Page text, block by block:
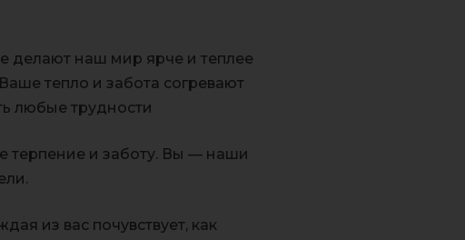
делают наш мир ярче и теплее
тепло и забота согревают
любые трудности
терпение и заботу. Вы — наши
из вас почувствует, как